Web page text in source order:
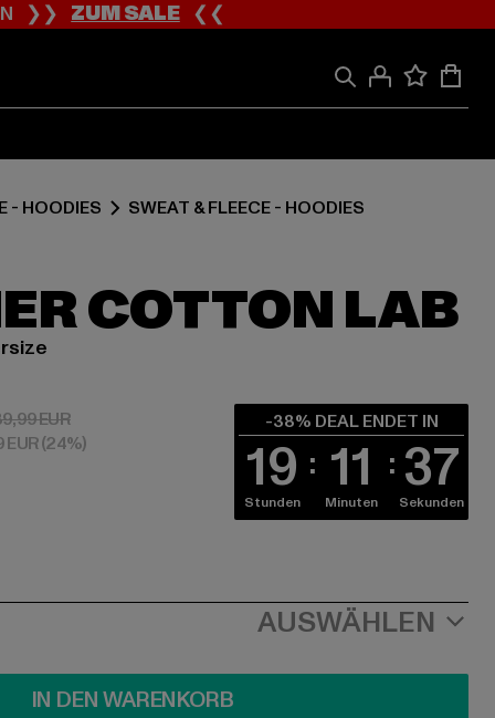
❯❯ZUM SALE❮❮
- HOODIES SWEAT & FLEECE - HOODIES
COTTON LAB
EUR
EURAktionspreis: 89,99 EUR
(24%)
-38% DEAL ENDET IN
19
Stunden 11
Minuten 36
Sekunden
AUSWÄHLEN
IN DEN WARENKORB